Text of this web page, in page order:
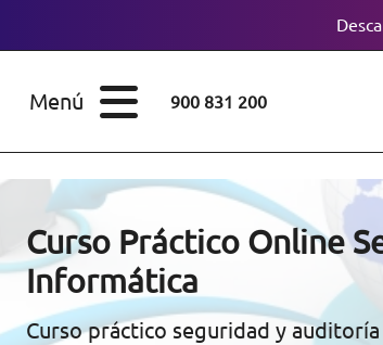
Menú 900 831 200
ESTUDIOS
CONOCE EUROINNOVA
BECAS Y
ESTUDIOS
Licenciaturas
Doctorados
Diplomados
Curso Práctico Online
Informática
Curso práctico seguridad y